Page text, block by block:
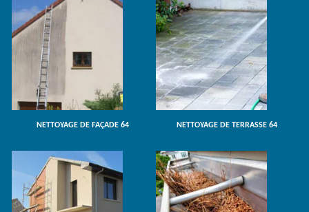
NETTOYAGE DE FAÇADE 64 NETTOYAGE DE TERRASSE 64